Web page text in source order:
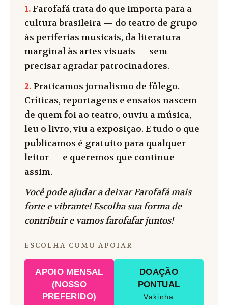
1. Farofafá trata do que importa para a
cultura brasileira — do teatro de grupo
às periferias musicais, da literatura
marginal às artes visuais — sem
precisar agradar patrocinadores.
2. Praticamos jornalismo de fôlego.
Críticas, reportagens e ensaios nascem
de quem foi ao teatro, ouviu a música,
leu o livro, viu a exposição. E tudo o que
publicamos é gratuito para qualquer
leitor — e queremos que continue
assim.
Você pode ajudar a deixar Farofafá mais
forte e vibrante! Escolha sua forma de
contribuir e vamos farofafar juntos!
ESCOLHA COMO APOIAR
APOIO MENSAL
(NOSSO
PREFERIDO)
DOAÇÃO
PONTUAL
Vakinha